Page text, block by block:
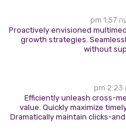
Proactively envisioned
growth strategies.
without
Efficiently unleash cross-
value. Quickly maximize
Dramatically maintain clicks-